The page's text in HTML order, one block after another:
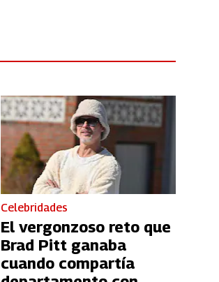
Celebridades
El vergonzoso reto que
Brad Pitt ganaba
cuando compartía